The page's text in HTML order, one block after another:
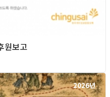
원보고
2026년